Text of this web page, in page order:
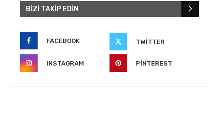
BIZI TAKIP EDIN
FACEBOOK TWITTER
INSTAGRAM PINTEREST